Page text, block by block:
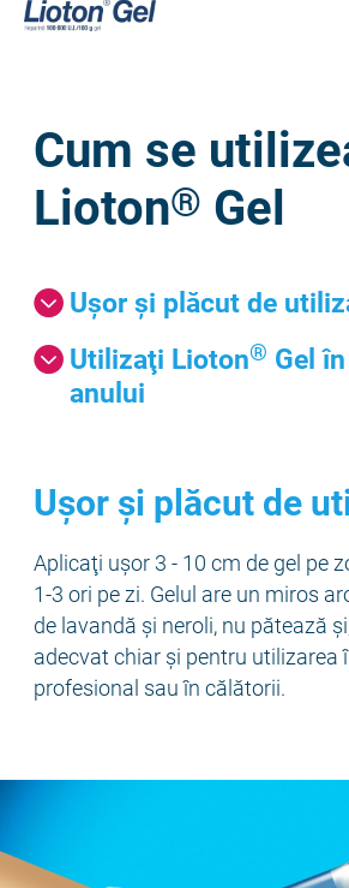
Sari
Cum se
Lioton® Gel
Uşor şi plăcut de
Utilizaţi Lioton® Gel
anului
Uşor şi plăcut de
Aplicaţi uşor 3 - 10 cm de gel pe
1-3 ori pe zi. Gelul are un miros
de lavandă şi neroli, nu pătează
adecvat chiar şi pentru utilizarea
profesional sau în călătorii.